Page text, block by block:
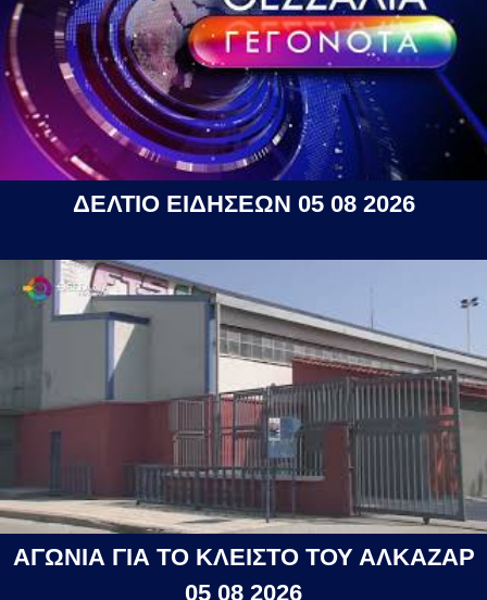
ΔΕΛΤΙΟ ΕΙΔΗΣΕΩΝ 05 08 2026
ΑΓΩΝΙΑ ΓΙΑ ΤΟ ΚΛΕΙΣΤΟ ΤΟΥ ΑΛΚΑΖΑΡ
05 08 2026